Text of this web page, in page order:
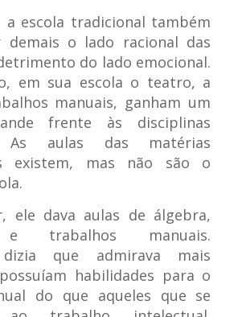
a escola tradicional também
demais o lado racional das
do lado emocional.
em sua escola o teatro, a
manuais, ganham um
frente às disciplinas
As aulas das matérias
existem, mas não são o
ele dava aulas de álgebra,
e trabalhos manuais.
dizia que admirava mais
habilidades para o
do que aqueles que se